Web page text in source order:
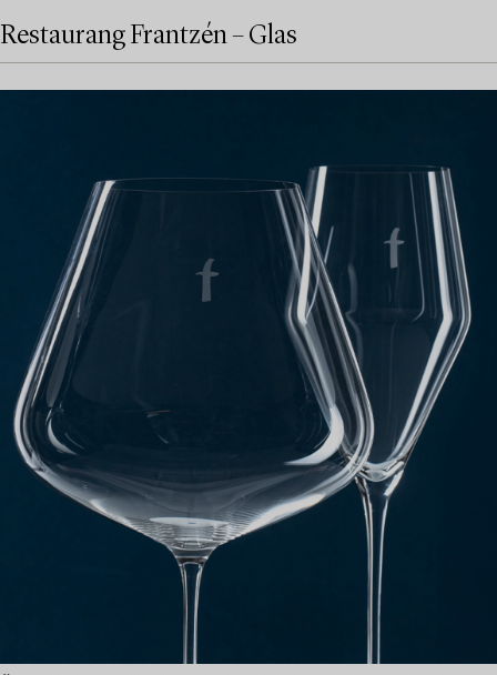
Restaurang Frantzén – Glas